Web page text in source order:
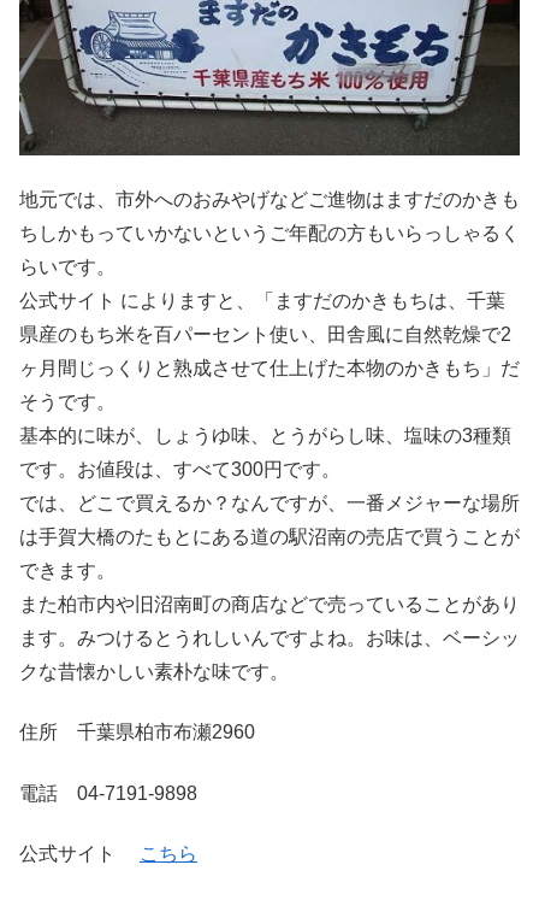
地元では、市外へのおみやげなどご進物はますだのかきも
ちしかもっていかないというご年配の方もいらっしゃるく
らいです。
公式サイト によりますと、「ますだのかきもちは、千葉
県産のもち米を百パーセント使い、田舎風に自然乾燥で2
ヶ月間じっくりと熟成させて仕上げた本物のかきもち」だ
そうです。
基本的に味が、しょうゆ味、とうがらし味、塩味の3種類
です。お値段は、すべて300円です。
では、どこで買えるか？なんですが、一番メジャーな場所
は手賀大橋のたもとにある道の駅沼南の売店で買うことが
できます。
また柏市内や旧沼南町の商店などで売っていることがあり
ます。みつけるとうれしいんですよね。お味は、ベーシッ
クな昔懐かしい素朴な味です。
住所 千葉県柏市布瀬2960
電話 04-7191-9898
公式サイト こちら